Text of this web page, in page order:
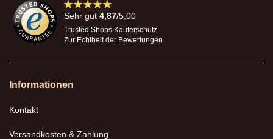
98%
Sehr gut 4,87/5,00
Trusted Shops Käuferschutz
Zur Echtheit der Bewertungen
Informationen
Kontakt
Versandkosten & Zahlung